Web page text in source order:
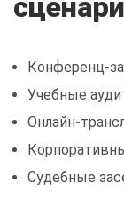
Конференц-
Учебные
Онлайн-
Судебные